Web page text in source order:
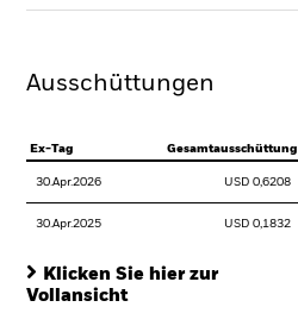
Ausschüttungen
Ex-Tag Gesamtausschüttung
30.Apr.2026 USD 0,6208
30.Apr.2025 USD 0,1832
Klicken Sie hier zur
Vollansicht